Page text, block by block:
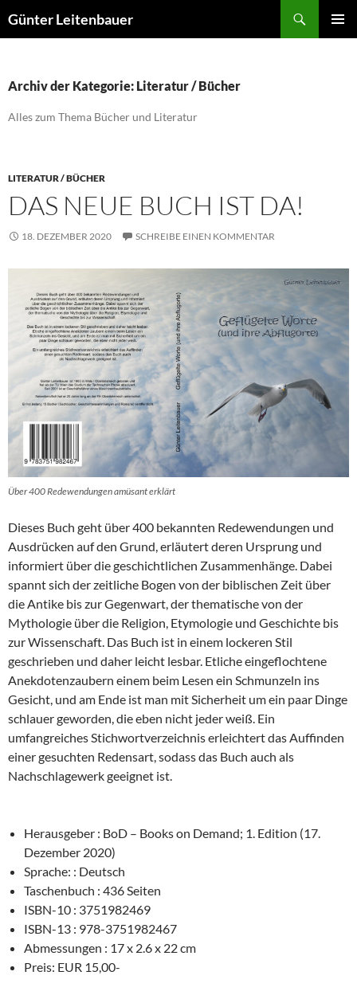
Inhalt
Günter Leitenbauer
Archiv der Kategorie: Literatur / Bücher
Alles zum Thema Bücher und Literatur
LITERATUR / BÜCHER
DAS NEUE BUCH IST DA!
18. DEZEMBER 2020 SCHREIBE EINEN KOMMENTAR
Über 400 Redewendungen amüsant erklärt
Dieses Buch geht über 400 bekannten Redewendungen und
Ausdrücken auf den Grund, erläutert deren Ursprung und
informiert über die geschichtlichen Zusammenhänge. Dabei
spannt sich der zeitliche Bogen von der biblischen Zeit über
die Antike bis zur Gegenwart, der thematische von der
Mythologie über die Religion, Etymologie und Geschichte bis
zur Wissenschaft. Das Buch ist in einem lockeren Stil
geschrieben und daher leicht lesbar. Etliche eingeflochtene
Anekdotenzaubern einem beim Lesen ein Schmunzeln ins
Gesicht, und am Ende ist man mit Sicherheit um ein paar Dinge
schlauer geworden, die eben nicht jeder weiß. Ein
umfangreiches Stichwortverzeichnis erleichtert das Auffinden
einer gesuchten Redensart, sodass das Buch auch als
Nachschlagewerk geeignet ist.
Herausgeber : BoD – Books on Demand; 1. Edition (17.
Dezember 2020)
Sprache: : Deutsch
Taschenbuch : 436 Seiten
ISBN-10 : 3751982469
ISBN-13 : 978-3751982467
Abmessungen : 17 x 2.6 x 22 cm
Preis: EUR 15,00-